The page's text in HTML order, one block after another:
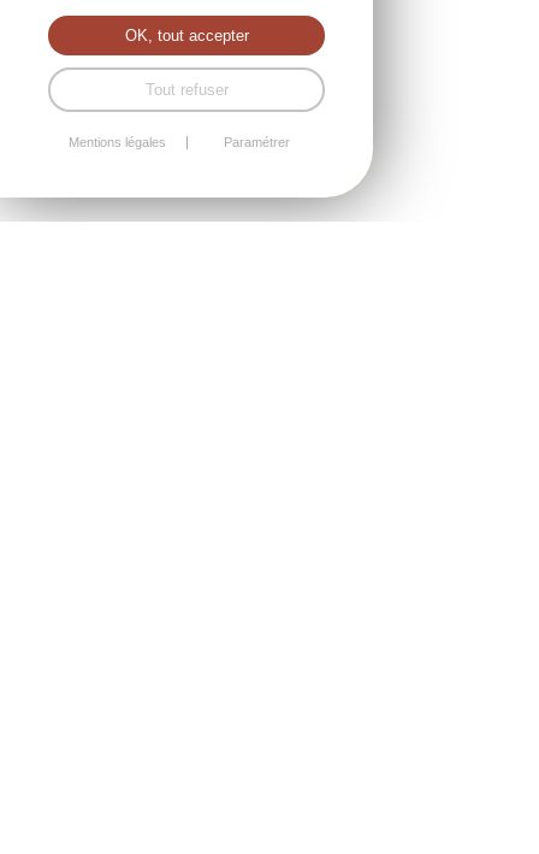
OK, tout accepter
Tout refuser
Mentions légales Paramétrer